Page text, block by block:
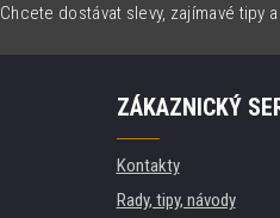
Chcete dostávat slevy, zajímavé tipy
ZÁKAZNICKÝ
Kontakty
Rady, tipy, návody